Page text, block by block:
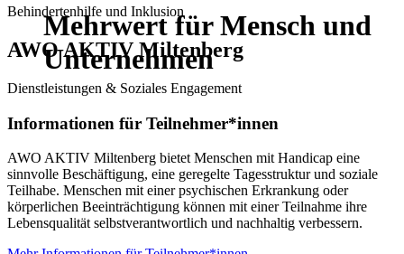
Mehrwert für Mensch und
Unternehmen
Behindertenhilfe und Inklusion
AWO AKTIV Miltenberg
Dienstleistungen & Soziales Engagement
Informationen für Teilnehmer*innen
AWO AKTIV Miltenberg bietet Menschen mit Handicap eine
sinnvolle Beschäftigung, eine geregelte Tagesstruktur und soziale
Teilhabe. Menschen mit einer psychischen Erkrankung oder
körperlichen Beeinträchtigung können mit einer Teilnahme ihre
Lebensqualität selbstverantwortlich und nachhaltig verbessern.